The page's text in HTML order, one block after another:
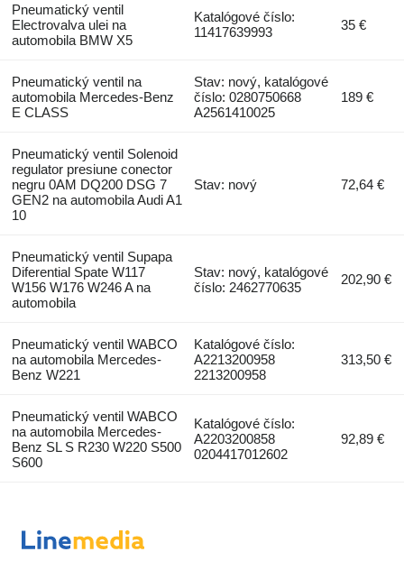
Pneumatický ventil
Electrovalva ulei na
automobila BMW X5
Katalógové číslo:
11417639993
35 €
Pneumatický ventil na
automobila Mercedes-Benz
E CLASS
Stav: nový, katalógové
číslo: 0280750668
A2561410025
189 €
Pneumatický ventil Solenoid
regulator presiune conector
negru 0AM DQ200 DSG 7
GEN2 na automobila Audi A1
10
Stav: nový 72,64 €
Pneumatický ventil Supapa
Diferential Spate W117
W156 W176 W246 A na
automobila
Stav: nový, katalógové
číslo: 2462770635
202,90 €
Pneumatický ventil WABCO
na automobila Mercedes-
Benz W221
Katalógové číslo:
A2213200958
2213200958
313,50 €
Pneumatický ventil WABCO
na automobila Mercedes-
Benz SL S R230 W220 S500
S600
Katalógové číslo:
A2203200858
0204417012602
92,89 €